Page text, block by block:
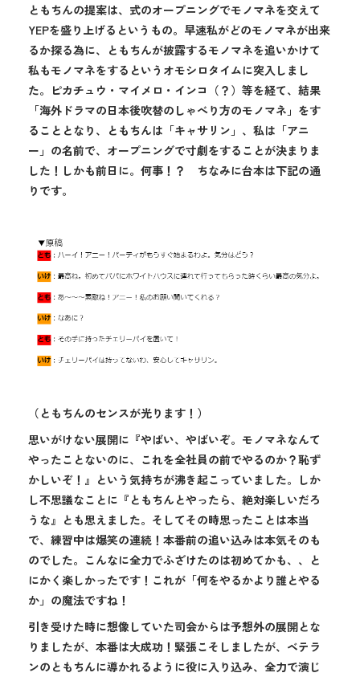
ともちんの提案は、式のオープニングでモノマネを交えて
YEPを盛り上げるというもの。早速私がどのモノマネが出来
るか探る為に、ともちんが披露するモノマネを追いかけて
私もモノマネをするというオモシロタイムに突入しまし
た。ピカチュウ・マイメロ・インコ（？）等を経て、結果
「海外ドラマの日本後吹替のしゃべり方のモノマネ」をす
ることとなり、ともちんは「キャサリン」、私は「アニ
ー」の名前で、オープニングで寸劇をすることが決まりま
した！しかも前日に。何事！？ ちなみに台本は下記の通
りです。
（ともちんのセンスが光ります！）
思いがけない展開に『やばい、やばいぞ。モノマネなんて
やったことないのに、これを全社員の前でやるのか？恥ず
かしいぞ！』という気持ちが沸き起こっていました。しか
し不思議なことに『ともちんとやったら、絶対楽しいだろ
うな』とも思えました。そしてその時思ったことは本当
で、練習中は爆笑の連続！本番前の追い込みは本気そのも
のでした。こんなに全力でふざけたのは初めてかも、、と
にかく楽しかったです！これが「何をやるかより誰とやる
か」の魔法ですね！
引き受けた時に想像していた司会からは予想外の展開とな
りましたが、本番は大成功！緊張こそしましたが、ベテラ
ンのともちんに導かれるように役に入り込み、全力で演じ